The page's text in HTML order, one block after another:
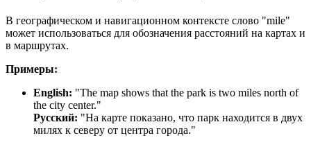
В географическом и навигационном контексте слово "mile"
может использоваться для обозначения расстояний на картах и
в маршрутах.
Примеры:
English: "The map shows that the park is two miles north of
the city center."
Русский: "На карте показано, что парк находится в двух
милях к северу от центра города."